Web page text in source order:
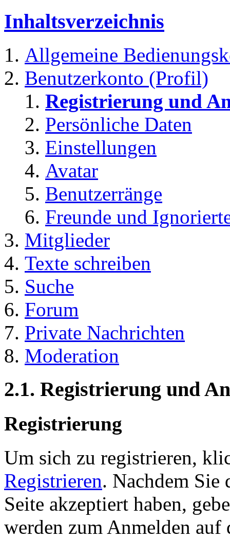
Inhaltsverzeichnis
Allgemeine
Benutzerkonto (Profil)
Registrierung und
Persönliche Daten
Einstellungen
Avatar
Benutzerränge
Freunde und
Mitglieder
Texte schreiben
Suche
Forum
Private Nachrichten
Moderation
2.1. Registrierung und
Registrierung
Um sich zu registrieren,
Registrieren. Nachdem Sie
Seite akzeptiert haben,
werden zum Anmelden auf